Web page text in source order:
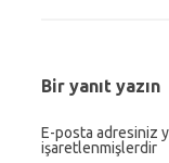
Bir yanıt yazın
E-posta adresiniz
işaretlenmişlerdir